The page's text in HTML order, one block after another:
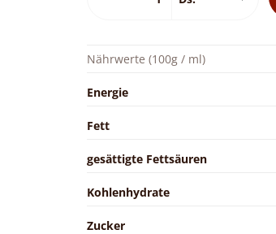
Nährwerte (100g / ml)
Energie
Fett
gesättigte Fettsäuren
Kohlenhydrate
Zucker